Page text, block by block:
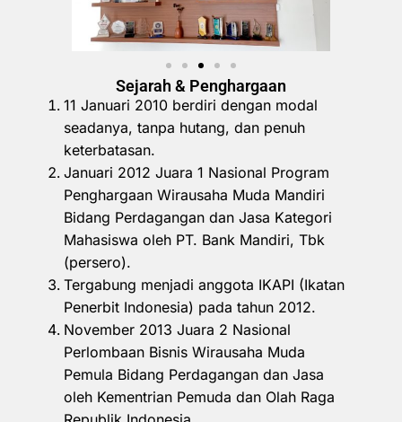
Sejarah & Penghargaan
11 Januari 2010 berdiri dengan modal
seadanya, tanpa hutang, dan penuh
keterbatasan.
Januari 2012 Juara 1 Nasional Program
Penghargaan Wirausaha Muda Mandiri
Bidang Perdagangan dan Jasa Kategori
Mahasiswa oleh PT. Bank Mandiri, Tbk
(persero).
Tergabung menjadi anggota IKAPI (Ikatan
Penerbit Indonesia) pada tahun 2012.
November 2013 Juara 2 Nasional
Perlombaan Bisnis Wirausaha Muda
Pemula Bidang Perdagangan dan Jasa
oleh Kementrian Pemuda dan Olah Raga